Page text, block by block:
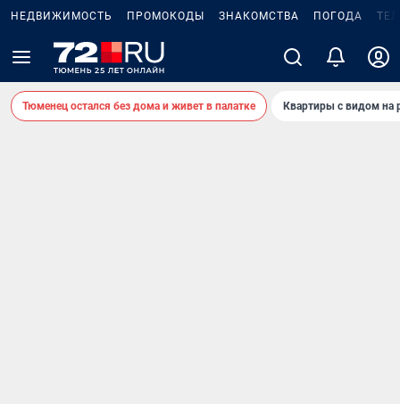
НЕДВИЖИМОСТЬ ПРОМОКОДЫ ЗНАКОМСТВА ПОГОДА
Тюменец остался без дома и живет в палатке Квартиры с видом на